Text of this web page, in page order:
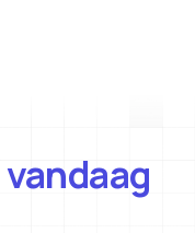
vandaag